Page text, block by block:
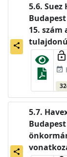
share
Suez
15.
lock_open
event_available
share